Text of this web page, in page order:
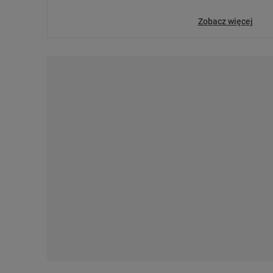
Zobacz więcej
plików cookie możliwa